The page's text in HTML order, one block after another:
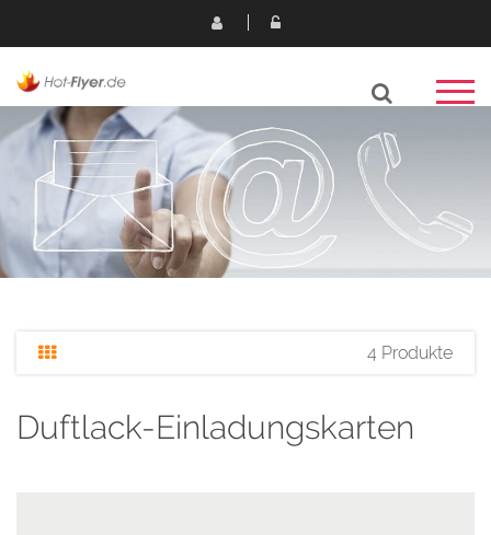
4 Produkte
Duftlack-Einladungskarten